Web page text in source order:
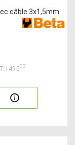
câble 3x1,5mm
00